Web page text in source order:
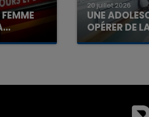
avoir
20 juillet 2026
UNE
OPÉRER DE
La famille a